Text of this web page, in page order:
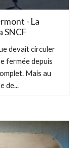
- La
SNCF
devait circuler
fermée depuis
Mais au
de...